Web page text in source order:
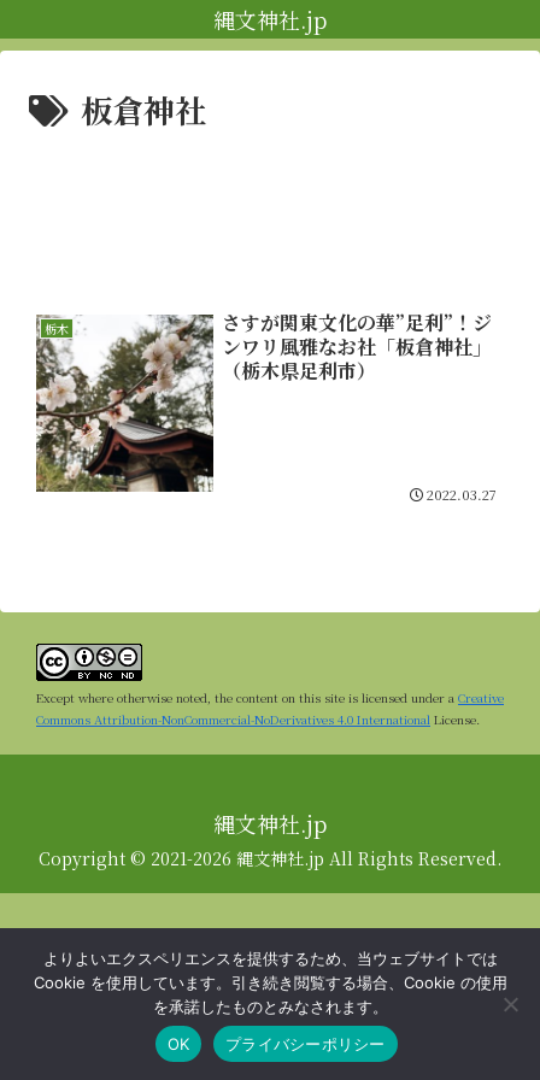
縄文神社.jp
板倉神社
栃木
さすが関東文化の華”足利”！ジ
ンワリ風雅なお社「板倉神社」
（栃木県足利市）
2022.03.27
Except where otherwise noted, the content on this site is licensed under a Creative
Commons Attribution-NonCommercial-NoDerivatives 4.0 International License.
縄文神社.jp
Copyright © 2021-2026 縄文神社.jp All Rights Reserved.
ホーム 検索 トップ
よりよいエクスペリエンスを提供するため、当ウェブサイトでは
Cookie を使用しています。引き続き閲覧する場合、Cookie の使用
を承諾したものとみなされます。
OK
プライバシーポリシー